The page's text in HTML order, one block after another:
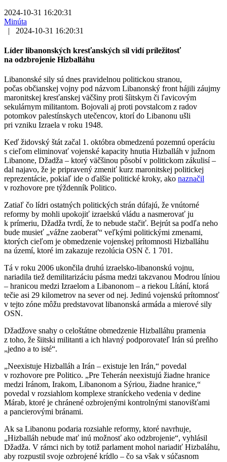
2024-10-31 16:20:31
Minúta
|
2024-10-31 16:20:31
Líder libanonských kresťanských síl vidí príležitosť
na odzbrojenie Hizballáhu
Libanonské sily sú dnes pravidelnou politickou stranou,
počas občianskej vojny pod názvom Libanonský front hájili záujmy
maronitskej kresťanskej väčšiny proti šíitskym či ľavicovým
sekulárnym militantom. Bojovali aj proti povstalcom z radov
potomkov palestínskych utečencov, ktorí do Libanonu ušli
pri vzniku Izraela v roku 1948.
Keď židovský štát začal 1. októbra obmedzenú pozemnú operáciu
s cieľom eliminovať vojenské kapacity hnutia Hizballáh v južnom
Libanone, Džadža – ktorý väčšinou pôsobí v politickom zákulisí –
dal najavo, že je pripravený zmeniť kurz maronitskej politickej
reprezentácie, pokiaľ ide o ďalšie politické kroky, ako naznačil
v rozhovore pre týždenník Politico.
Zatiaľ čo lídri ostatných politických strán dúfajú, že vnútorné
reformy by mohli upokojiť izraelskú vládu a nasmerovať ju
k prímeriu, Džadža tvrdí, že to nebude stačiť. Bejrút sa podľa neho
bude musieť „vážne zaoberať“ veľkými politickými zmenami,
ktorých cieľom je obmedzenie vojenskej prítomnosti Hizballáhu
na území, ktoré im zakazuje rezolúcia OSN č. 1 701.
Tá v roku 2006 ukončila druhú izraelsko-libanonskú vojnu,
nariadila tiež demilitarizáciu pásma medzi takzvanou Modrou líniou
– hranicou medzi Izraelom a Libanonom – a riekou Lítání, ktorá
tečie asi 29 kilometrov na sever od nej. Jedinú vojenskú prítomnosť
v tejto zóne môžu predstavovat libanonská armáda a mierové sily
OSN.
Džadžove snahy o celoštátne obmedzenie Hizballáhu pramenia
z toho, že šiitski militanti a ich hlavný podporovateľ Irán sú preňho
„jedno a to isté“.
„Neexistuje Hizballáh a Irán – existuje len Irán,“ povedal
v rozhovore pre Politico. „Pre Teherán neexistujú žiadne hranice
medzi Iránom, Irakom, Libanonom a Sýriou, žiadne hranice,“
povedal v rozsiahlom komplexe straníckeho vedenia v dedine
Márab, ktoré je chránené ozbrojenými kontrolnými stanovišťami
a pancierovými bránami.
Ak sa Libanonu podaria rozsiahle reformy, ktoré navrhuje,
„Hizballáh nebude mať inú možnosť ako odzbrojenie“, vyhlásil
Džadža. V rámci nich by totiž parlament mohol nariadiť Hizbaláhu,
aby rozpustil svoje ozbrojené krídlo – čo sa však v súčasnom